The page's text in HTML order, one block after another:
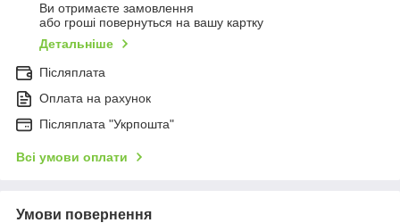
Ви отримаєте замовлення
або гроші повернуться на вашу картку
Детальніше
Післяплата
Оплата на рахунок
Післяплата "Укрпошта"
Всі умови оплати
Умови повернення